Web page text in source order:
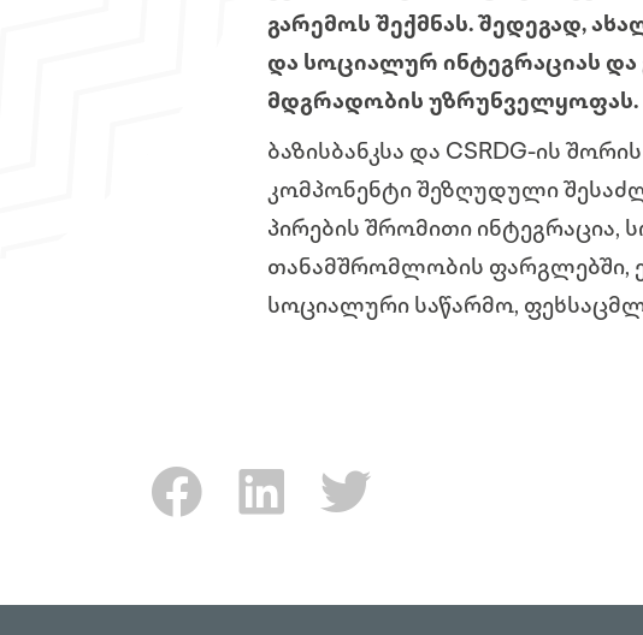
გარემოს შექმნას. შედეგად,
და სოციალურ ინტეგრაციას
მდგრადობის უზრუნველყოფას.
ბაზისბანკსა და CSRDG-ის
კომპონენტი შეზღუდული
პირების შრომითი ინტეგრაცია,
თანამშრომლობის ფარგლებში,
სოციალური საწარმო,